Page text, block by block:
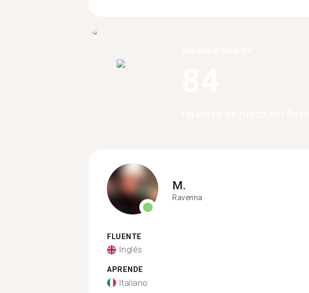
M.
Ravenna
FLUENTE
Inglês
APRENDE
Italiano